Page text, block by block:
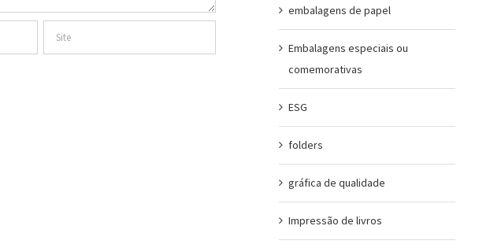
embalagens de papel
Embalagens especiais ou
comemorativas
ESG
folders
gráfica de qualidade
Impressão de livros